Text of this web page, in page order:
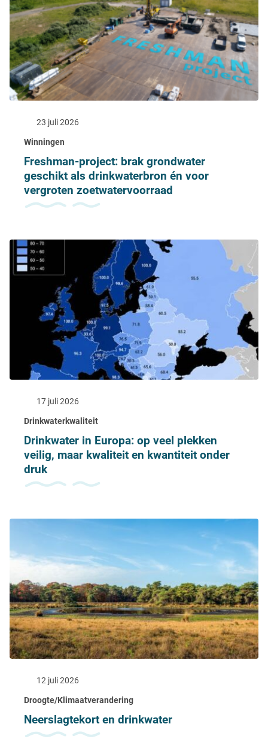
Winningen
23 juli 2026
Freshman-project: brak grondwater
geschikt als drinkwaterbron én voor
vergroten zoetwatervoorraad
Drinkwaterkwaliteit
17 juli 2026
Drinkwater in Europa: op veel plekken
veilig, maar kwaliteit en kwantiteit onder
druk
Droogte/Klimaatverandering
12 juli 2026
Neerslagtekort en drinkwater